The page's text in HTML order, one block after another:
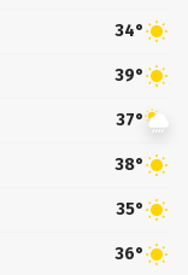
34°
39°
37°
38°
35°
36°